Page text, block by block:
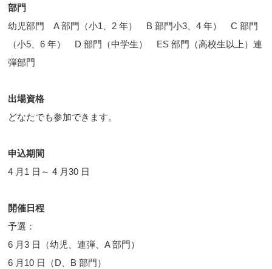
部門
幼児部門 A 部門（小1、2 年） B 部門小3、4 年） C 部門
（小5、6 年） D 部門（中学生） ES 部門（高校生以上）連
弾部門
出場資格
どなたでも参加できます。
申込期間
4 月1 日～ 4 月30 日
開催日程
予選：
6 月3 日（幼児、連弾、A 部門）
6 月10 日（D、B 部門）